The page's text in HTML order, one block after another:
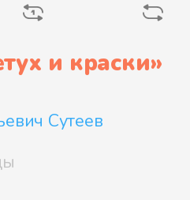
и краски»
Сутеев